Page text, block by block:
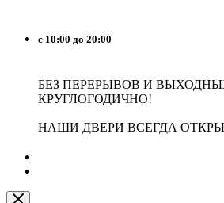
с 10:00 до 20:00
БЕЗ ПЕРЕРЫВОВ И
КРУГЛОГОДИЧНО!
НАШИ ДВЕРИ ВСЕГДА